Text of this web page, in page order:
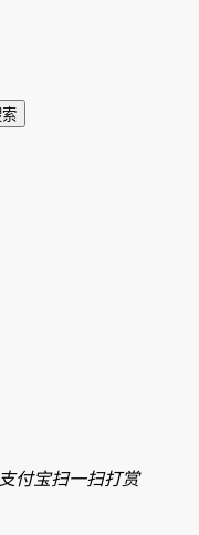
支付宝扫一扫打赏